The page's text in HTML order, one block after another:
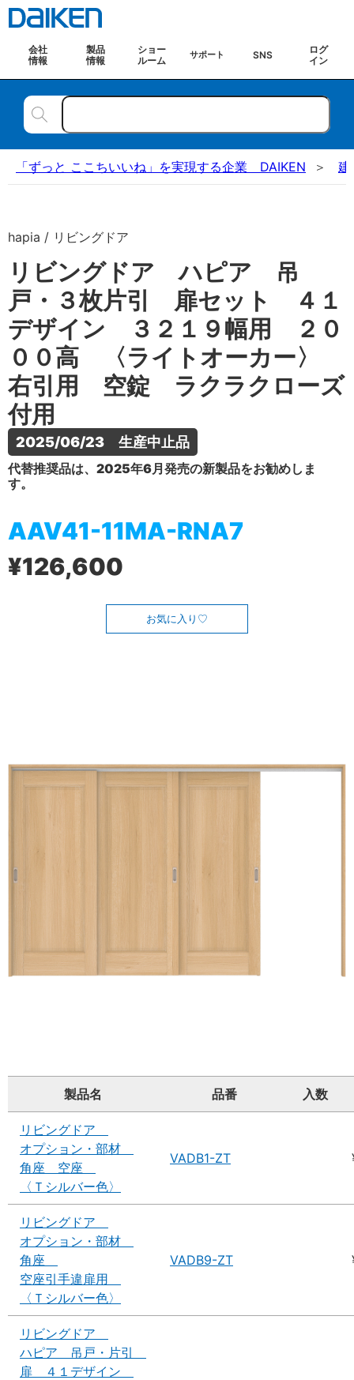
会社
情報
製品
情報
ショー
ルーム
サポート SNS
ログ
イン
「ずっと ここちいいね」を実現する企業 DAIKEN 建
hapia / リビングドア
リビングドア ハピア 吊
戸・３枚片引 扉セット ４１
デザイン ３２１９幅用 ２０
００高 〈ライトオーカー〉
右引用 空錠 ラクラクローズ
付用
2025/06/23　生産中止品
代替推奨品は、2025年6月発売の新製品をお勧めしま
す。
AAV41-11MA-RNA7
¥126,600
お気に入り
製品名 品番 入数
リビングドア
オプション・部材
角座 空座
〈Ｔシルバー色〉
VADB1-ZT
リビングドア
オプション・部材
角座
空座引手違扉用
〈Ｔシルバー色〉
VADB9-ZT
リビングドア
ハピア 吊戸・片引
扉 ４１デザイン